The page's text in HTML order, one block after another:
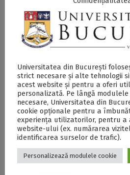
THE Sustainability
2026: Universitatea din
prima din România
în activități de
UB, poziționată pe locul
și locul 40 mondial
Universitatea din București
strict necesare și alte tehnologii
acest website și pentru a oferi
personalizată. Pe lângă
necesare, Universitatea din
cookie opționale pentru a
experiența utilizatorilor, pentru a
website-ului (ex. numărarea
identificarea surselor de trafic).
Personalizează modulele cookie